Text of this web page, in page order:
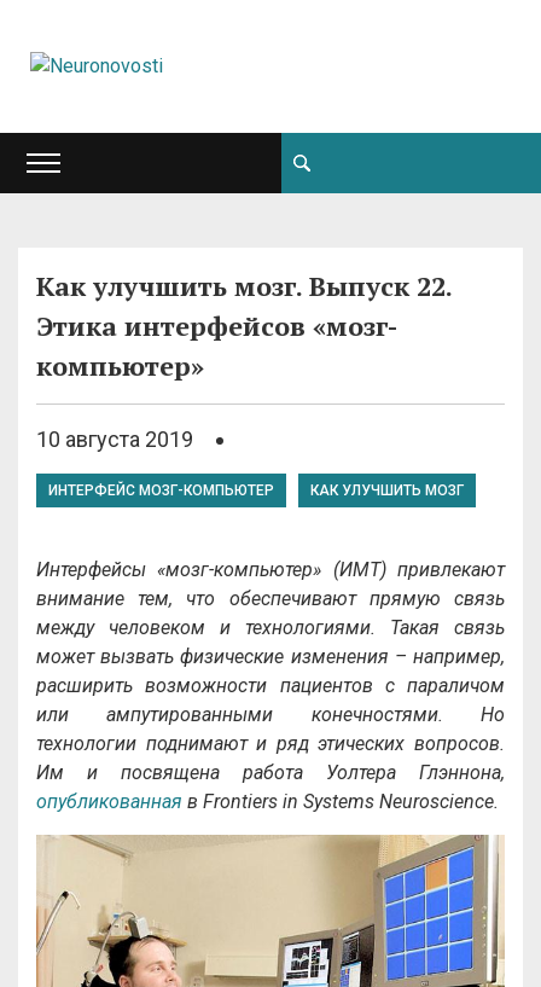
Как улучшить мозг. Выпуск 22.
Этика интерфейсов «мозг-
компьютер»
10 августа 2019
ИНТЕРФЕЙС МОЗГ-КОМПЬЮТЕР КАК УЛУЧШИТЬ МОЗГ
Интерфейсы «мозг-компьютер» (ИМТ) привлекают
внимание тем, что обеспечивают прямую связь
между человеком и технологиями. Такая связь
может вызвать физические изменения ­– например,
расширить возможности пациентов с параличом
или ампутированными конечностями. Но
технологии поднимают и ряд этических вопросов.
Им и посвящена работа Уолтера Глэннона,
опубликованная в Frontiers in Systems Neuroscience.